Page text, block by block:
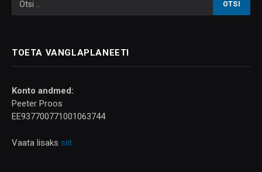
TOETA VANGLAPLANEETI
Konto andmed:
Peeter Proos
EE937700771001063744
Vaata lisaks siit